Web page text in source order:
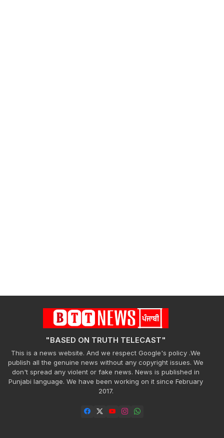
"BASED ON TRUTH TELECAST"
This is a news website. And we respect Google's policy .We
publish all the genuine news without any copyright issues. We
don't spread any violent or fake news. News is published in
Punjabi language. We have been working on it since February
2017.